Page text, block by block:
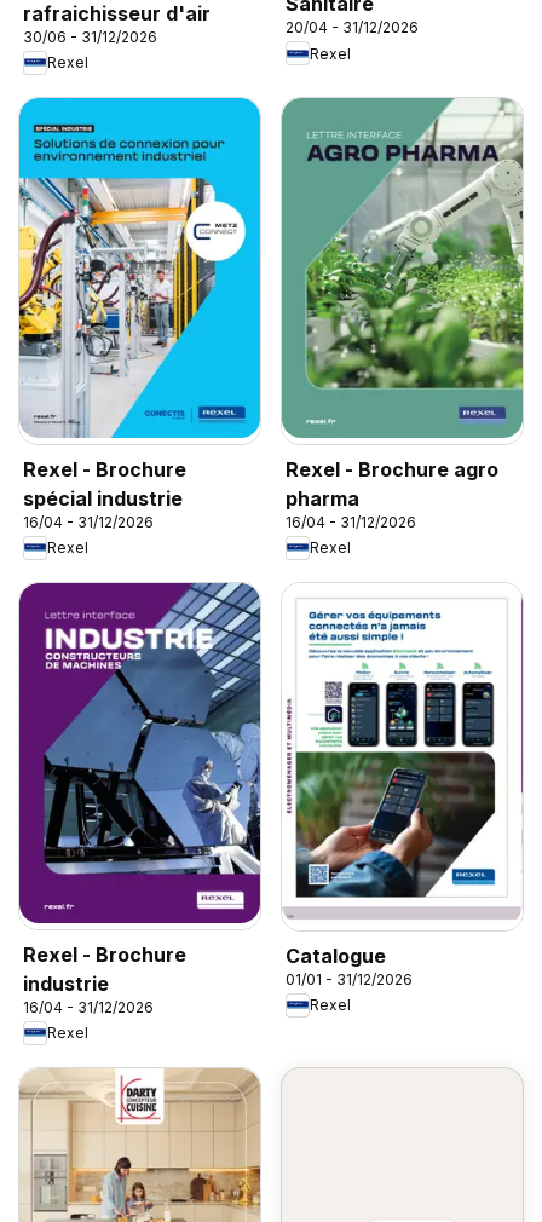
rafraichisseur d'air
30/06 - 31/12/2026
Rexel
20/04 - 31/12/2026
Rexel
Rexel - Brochure
spécial industrie
16/04 - 31/12/2026
Rexel
Rexel - Brochure agro
pharma
16/04 - 31/12/2026
Rexel
Rexel - Brochure
industrie
16/04 - 31/12/2026
Rexel
Catalogue
01/01 - 31/12/2026
Rexel